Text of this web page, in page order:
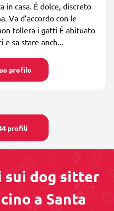
in casa. È dolce, discreto
Va d’accordo con le
tollera i gatti È abituato
sa stare anch...
profilo
profili
sui dog sitter
a Santa